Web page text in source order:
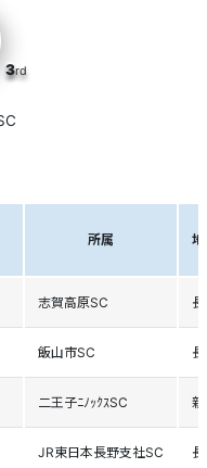
3rd
所属
志賀高原SC
飯山市SC
二王子ﾆﾉｯｸｽSC
JR東日本長野支社SC